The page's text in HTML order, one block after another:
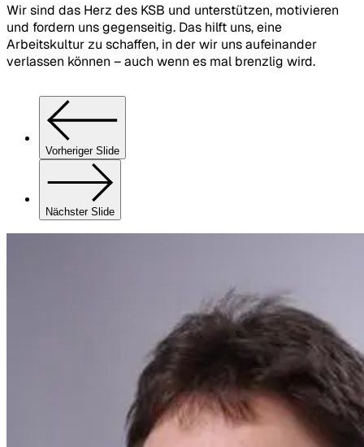
Wir sind das Herz des KSB und unterstützen, motivieren
und fordern uns gegenseitig. Das hilft uns, eine
Arbeitskultur zu schaffen, in der wir uns aufeinander
verlassen können – auch wenn es mal brenzlig wird.
Vorheriger Slide
Nächster Slide